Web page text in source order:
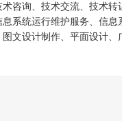
咨询、技术交流、技术
系统运行维护服务、信
文设计制作、平面设计